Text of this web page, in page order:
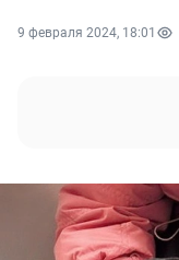
9 февраля 2024, 18:01